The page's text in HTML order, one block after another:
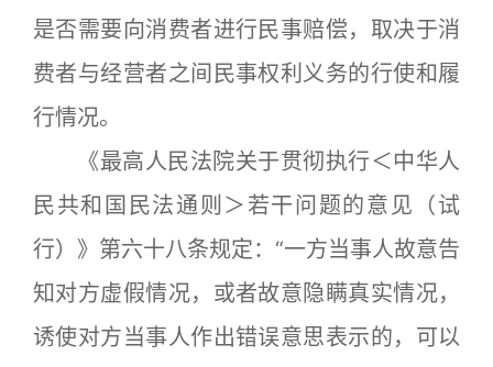
是否需要向消费者进行民事赔偿，取决于消
费者与经营者之间民事权利义务的行使和履
行情况。
《最高人民法院关于贯彻执行＜中华人
民共和国民法通则＞若干问题的意见（试
行）》第六十八条规定：“一方当事人故意告
知对方虚假情况，或者故意隐瞒真实情况，
诱使对方当事人作出错误意思表示的，可以